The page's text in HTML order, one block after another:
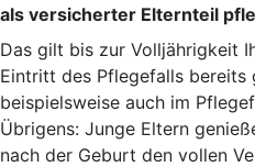
als versicherter Elternteil
Das gilt bis zur Volljährigkeit
Eintritt des Pflegefalls bereits
beispielsweise auch im
Übrigens: Junge Eltern
nach der Geburt den vollen